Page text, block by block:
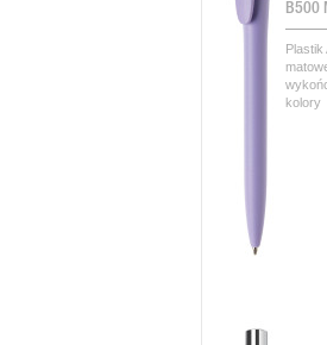
B500
Plastik
kolory